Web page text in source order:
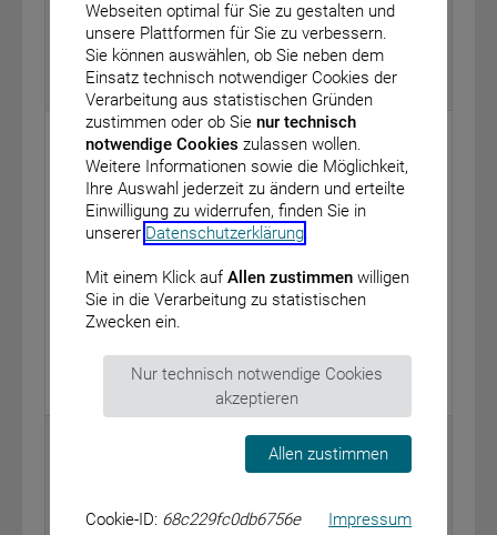
Bekanntmachung über den Ausstellungsschutz
vom: 21. April 2026
BAnz AT 30.04.2026 B1
Bundesministerium für Arbeit und Soziales
Förderrichtlinie für aus Mitteln des Europäischen
Sozialfonds Plus (ESF Plus) mitfinanzierte
Maßnahmen zur Durchführung des Programms
„Zukunftszentren – Unterstützung von kleinen und
(Weiter-)Entwicklung und Umsetzung innovativer
Gestaltungsansätze zur Bewältigung der digitalen
Transformation“
vom: 20. April 2026
BAnz AT 30.04.2026 B2
Bundesministerium für Gesundheit
Bekanntmachung eines Beschlusses des
Änderung der Arzneimittel-Richtlinie: Anlage XII –
Webseiten optimal für Sie zu gestalten und
unsere Plattformen für Sie zu verbessern.
Sie können auswählen, ob Sie neben dem
Einsatz technisch notwendiger Cookies der
Verarbeitung aus statistischen Gründen
zustimmen oder ob Sie nur technisch
notwendige Cookies zulassen wollen.
Weitere Informationen sowie die Möglichkeit,
Ihre Auswahl jederzeit zu ändern und erteilte
Einwilligung zu widerrufen, finden Sie in
unserer Datenschutzerklärung.
Mit einem Klick auf Allen zustimmenwilligen
Sie in die Verarbeitung zu statistischen
Zwecken ein.
Nur technisch notwendige Cookies
akzeptieren
Allen zustimmen
Cookie-ID: 68c229fc0db6756e Impressum